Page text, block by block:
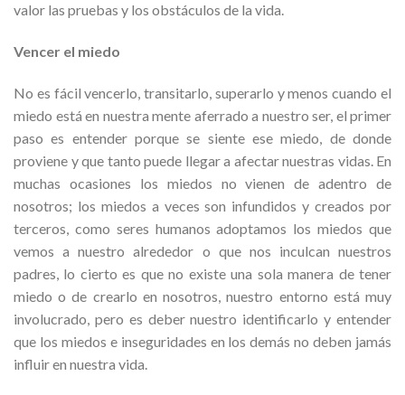
valor las pruebas y los obstáculos de la vida.
Vencer el miedo
No es fácil vencerlo, transitarlo, superarlo y menos cuando el
miedo está en nuestra mente aferrado a nuestro ser, el primer
paso es entender porque se siente ese miedo, de donde
proviene y que tanto puede llegar a afectar nuestras vidas. En
muchas ocasiones los miedos no vienen de adentro de
nosotros; los miedos a veces son infundidos y creados por
terceros, como seres humanos adoptamos los miedos que
vemos a nuestro alrededor o que nos inculcan nuestros
padres, lo cierto es que no existe una sola manera de tener
miedo o de crearlo en nosotros, nuestro entorno está muy
involucrado, pero es deber nuestro identificarlo y entender
que los miedos e inseguridades en los demás no deben jamás
influir en nuestra vida.